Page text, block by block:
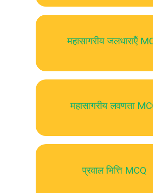
महासागरीय जलधाराऍं
महासागरीय लवणता
प्रवाल भित्ति MCQ